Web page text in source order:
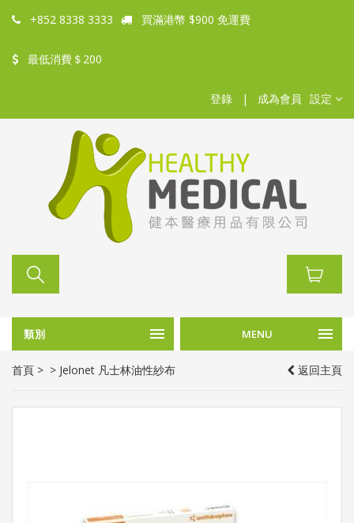
+852 8338 3333 買滿港幣 $900 免運費
最低消費＄200
登錄 | 成為會員 設定
類別 MENU
首頁 > > Jelonet 凡士林油性紗布 返回主頁